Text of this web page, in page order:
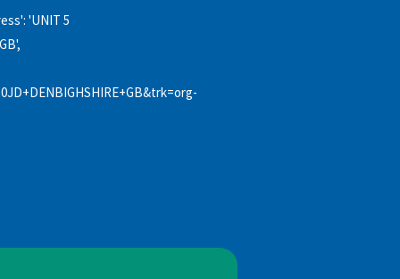
'UNIT 5